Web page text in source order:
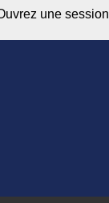
une session